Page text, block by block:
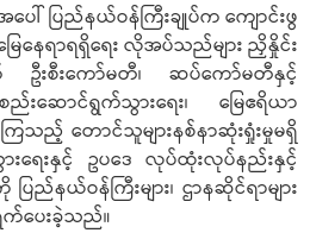
ါ် ပြည်နယ်ဝန်ကြီးချုပ်က ကျောင်းဖွ
နေရာရရှိရေး လိုအပ်သည်များ ညှိနှိုင်း
ဦးစီးကော်မတီ၊ ဆပ်ကော်မတီနှင့်
းဆောင်ရွက်သွားရေး၊ မြေဧရိယာ
သည့် တောင်သူများနစ်နာဆုံးရှုံးမှုမရှိ
းရေးနှင့် ဥပဒေ လုပ်ထုံးလုပ်နည်းနှင့်
နယ်ဝန်ကြီးများ၊ ဌာနဆိုင်ရာများ
က်ပေးခဲ့သည်။